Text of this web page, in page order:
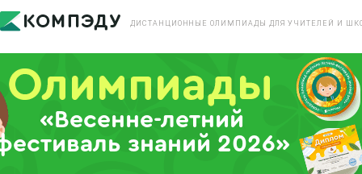
ДИСТАНЦИОННЫЕ ОЛИМПИАДЫ ДЛЯ УЧИТЕЛЕЙ И
«Весенне-летний
знаний 2026»